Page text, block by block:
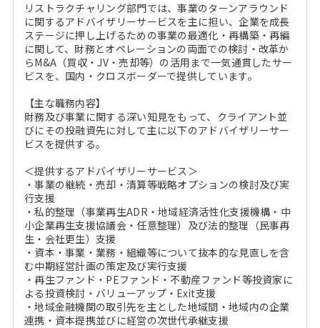
年齢と年収の相関図
リストラクチャリング部門では、事業のターンアラウンド
に関するアドバイザリーサービスを主に担い、企業を成長
ステージに押し上げるための事業の最適化・再構築・再編
に関して、財務とオペレーションの両面での検討・改革か
らM&A（買収・JV・売却等）の活用まで一気通貫したサー
ビスを、国内・クロスボーダーで提供しています。
【主な職務内容】
財務及び事業に関する深い知見をもって、クライアント並
びにその投融資先に対して主に以下のアドバイザリーサー
ビスを提供する。
＜提供するアドバイザリーサービス＞
・事業の継続・売却・清算等戦略オプションの検討及び実
行支援
・私的整理（事業再生ADR・地域経済活性化支援機構・中
小企業再生支援協議会・任意整理）及び法的整理（民事再
生・会社更生）支援
・資本・事業・業務・組織等について抜本的な見直しを含
む中期経営計画の策定及び実行支援
・再生ファンド・PEファンド・不動産ファンド等投資家に
よる投資検討・バリューアップ・Exit支援
・地域金融機関の取引先を主とした地域間・地域内の企業
連携・資本提携並びに経営の次世代承継支援